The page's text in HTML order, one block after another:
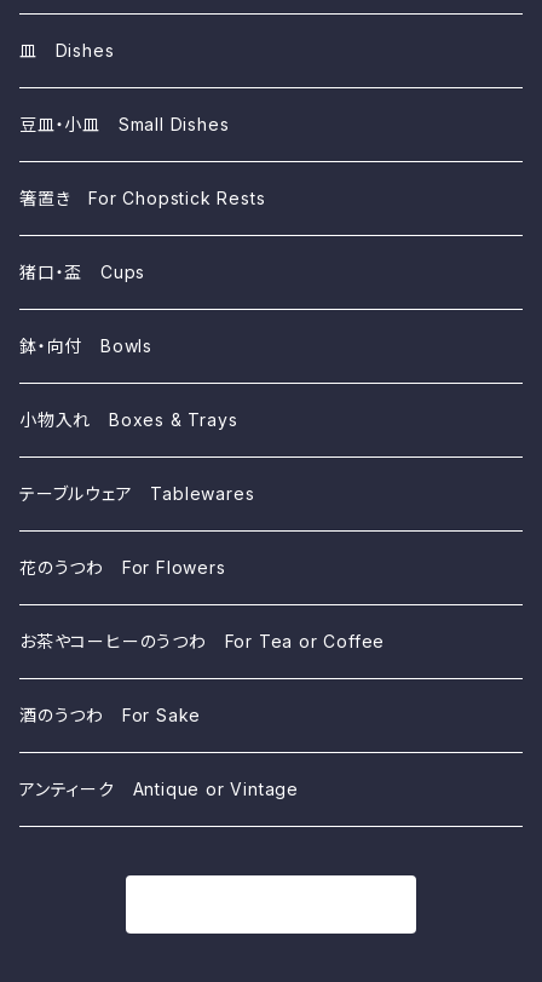
陶器 Ceramics
皿 Dishes
豆皿・小皿 Small Dishes
箸置き For Chopstick Rests
猪口・盃 Cups
鉢・向付 Bowls
小物入れ Boxes & Trays
テーブルウェア Tablewares
花のうつわ For Flowers
お茶やコーヒーのうつわ For Tea or Coffee
酒のうつわ For Sake
アンティーク Antique or Vintage